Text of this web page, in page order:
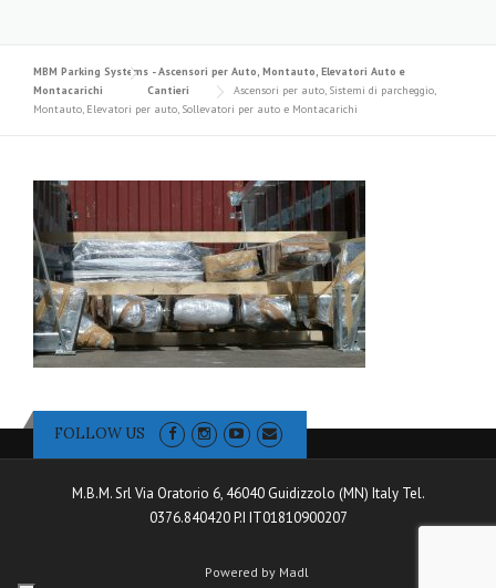
MBM Parking Systems - Ascensori per Auto, Montauto, Elevatori Auto e
Montacarichi
Cantieri
Ascensori per auto, Sistemi di parcheggio,
Montauto, Elevatori per auto, Sollevatori per auto e Montacarichi
FOLLOW US
M.B.M. Srl Via Oratorio 6, 46040 Guidizzolo (MN) Italy Tel.
0376.840420 P.I IT01810900207
Powered by Madl